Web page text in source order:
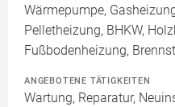
Wärmepumpe,
Pelletheizung, BHKW,
Fußbodenheizung,
ANGEBOTENE TÄTIGKEITEN
Wartung, Reparatur,